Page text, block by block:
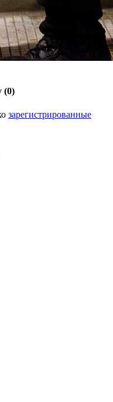
(0)
зарегистрированные